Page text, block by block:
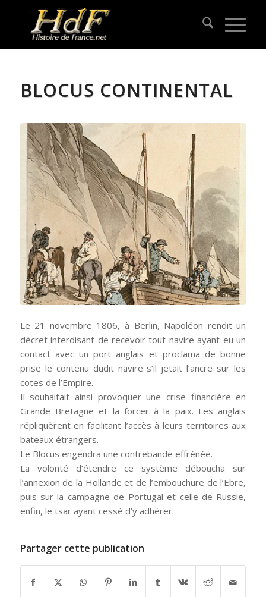
BLOCUS CONTINENTAL
Le 21 novembre 1806, à Berlin, Napoléon rendit un
décret interdisant de recevoir tout navire ayant eu un
contact avec un port anglais et proclama de bonne
prise le contenu dudit navire s’il jetait l’ancre sur les
cotes de l’Empire.
Il souhaitait ainsi provoquer une crise financière en
Grande Bretagne et la forcer à la paix. Les anglais
répliquèrent en facilitant l’accès à leurs territoires aux
bateaux étrangers.
Le Blocus engendra une contrebande effrénée.
La volonté d’étendre ce système déboucha sur
l’annexion de la Hollande et de l’embouchure de l’Ebre,
puis sur la campagne de Portugal et celle de Russie,
enfin, le tsar ayant cessé d’y adhérer.
Partager cette publication